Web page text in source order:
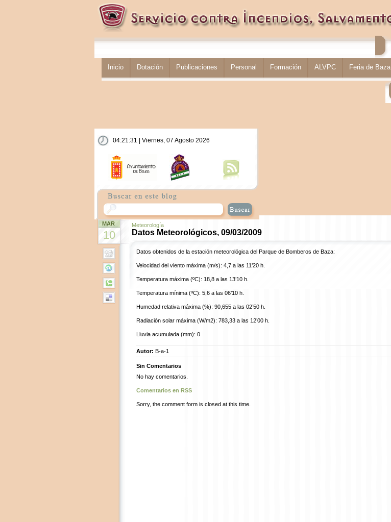
Inicio Dotación Publicaciones Personal Formación ALVPC Feria de Baza
04:21:31 | Viernes, 07 Agosto 2026
MAR
10
Meteorología
Datos Meteorológicos, 09/03/2009
Datos obtenidos de la estación meteorológica del Parque de Bomberos de Baza:
Velocidad del viento máxima (m/s): 4,7 a las 11’20 h.
Temperatura máxima (ºC): 18,8 a las 13’10 h.
Temperatura mínima (ºC): 5,6 a las 06’10 h.
Humedad relativa máxima (%): 90,655 a las 02’50 h.
Radiación solar máxima (W/m2): 783,33 a las 12’00 h.
Lluvia acumulada (mm): 0
Autor: B-a-1
Sin Comentarios
No hay comentarios.
Comentarios en RSS
Sorry, the comment form is closed at this time.